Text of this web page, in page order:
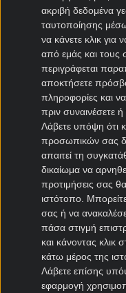
ακριβή δεδομένα
ταυτοποίησης
να κάνετε κλικ για
από εμάς και τους
περιγράφεται
αποκτήσετε
πληροφορίες και
πριν συναινέσετε ή
Λάβετε υπόψη ότι
προσωπικών σας
απαιτεί τη
δικαίωμα να
προτιμήσεις σας
ιστότοπο.
σας ή να
πάσα στιγμή
και κάνοντας
κάτω μέρος της
Λάβετε επίσης
εφαρμογή
Άιντραχτ
Μεταγραφές
Παρί Σεν
Μονακό
Μαρσέιγ
Λυών
Μεταγραφές
Ηρακλής
ΠΑΣ Γιάννινα
Πανιώνιος
Καλλιθέα
Καλαμάτα
Νίκη Βόλου